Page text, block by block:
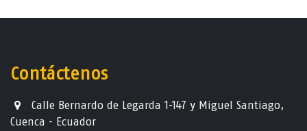
Contáctenos
Calle Bernardo de Legarda 1-147 y Miguel Santiago,
Cuenca - Ecuador